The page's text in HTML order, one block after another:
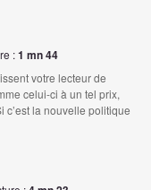
:1 mn 44
votre lecteur de
celui-ci à un tel prix,
c’est la nouvelle politique